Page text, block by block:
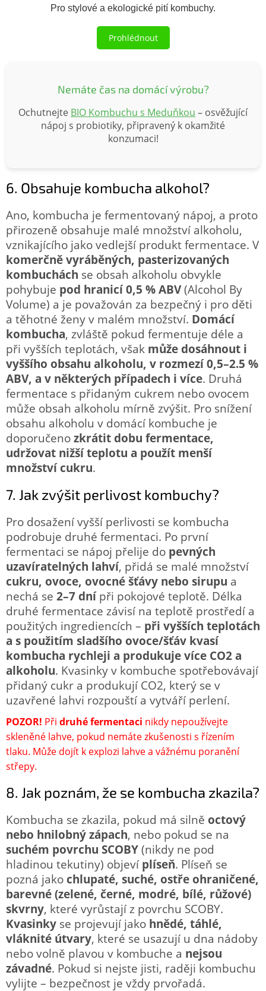
Pro stylové a ekologické pití kombuchy.
Prohlédnout
Nemáte čas na domácí výrobu?
Ochutnejte BIO Kombuchu s Meduňkou – osvěžující
nápoj s probiotiky, připravený k okamžité
konzumaci!
6. Obsahuje kombucha alkohol?
Ano, kombucha je fermentovaný nápoj, a proto
přirozeně obsahuje malé množství alkoholu,
vznikajícího jako vedlejší produkt fermentace. V
komerčně vyráběných, pasterizovaných
kombuchách se obsah alkoholu obvykle
pohybuje pod hranicí 0,5 % ABV(Alcohol By
Volume) a je považován za bezpečný i pro děti
a těhotné ženy v malém množství. Domácí
kombucha, zvláště pokud fermentuje déle a
při vyšších teplotách, však může dosáhnout i
vyššího obsahu alkoholu, v rozmezí 0,5–2.5 %
ABV, a v některých případech i více. Druhá
fermentace s přidaným cukrem nebo ovocem
může obsah alkoholu mírně zvýšit. Pro snížení
obsahu alkoholu v domácí kombuche je
doporučeno zkrátit dobu fermentace,
udržovat nižší teplotu a použít menší
množství cukru.
7. Jak zvýšit perlivost kombuchy?
Pro dosažení vyšší perlivosti se kombucha
podrobuje druhé fermentaci. Po první
fermentaci se nápoj přelije do pevných
uzavíratelných lahví, přidá se malé množství
cukru, ovoce, ovocné šťávy nebo sirupu a
nechá se 2–7 dnípři pokojové teplotě. Délka
druhé fermentace závisí na teplotě prostředí a
použitých ingrediencích – při vyšších teplotách
a s použitím sladšího ovoce/šťáv kvasí
kombucha rychleji a produkuje více CO2 a
alkoholu. Kvasinky v kombuche spotřebovávají
přidaný cukr a produkují CO2, který se v
uzavřené lahvi rozpouští a vytváří perlení.
POZOR! Při druhé fermentaci nikdy nepoužívejte
skleněné lahve, pokud nemáte zkušenosti s řízením
tlaku. Může dojít k explozi lahve a vážnému poranění
střepy.
8. Jak poznám, že se kombucha zkazila?
Kombucha se zkazila, pokud má silně octový
nebo hnilobný zápach, nebo pokud se na
suchém povrchu SCOBY (nikdy ne pod
hladinou tekutiny) objeví plíseň. Plíseň se
pozná jako chlupaté, suché, ostře ohraničené,
barevné (zelené, černé, modré, bílé, růžové)
skvrny, které vyrůstají z povrchu SCOBY.
Kvasinky se projevují jako hnědé, táhlé,
vláknité útvary, které se usazují u dna nádoby
nebo volně plavou v kombuche a nejsou
závadné. Pokud si nejste jisti, raději kombuchu
vylijte – bezpečnost je vždy prvořadá.